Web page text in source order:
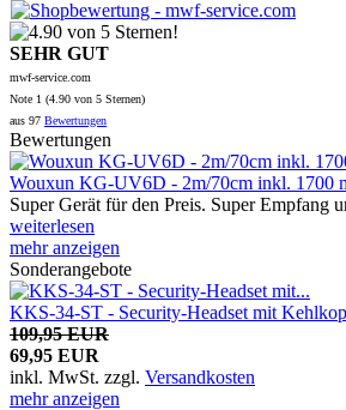
SEHR GUT
mwf-service.com
Note 1 (4.90 von 5 Sternen)
aus 97 Bewertungen
Bewertungen
Wouxun KG-UV6D - 2m/70cm inkl. 1700
Super Gerät für den Preis. Super Empfang
weiterlesen
mehr anzeigen
Sonderangebote
KKS-34-ST - Security-Headset mit
109,95 EUR
69,95 EUR
inkl. MwSt. zzgl. Versandkosten
mehr anzeigen